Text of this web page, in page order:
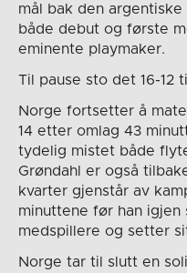
mål bak den
både debut og første
eminente playmaker.
Til pause sto det 16-12
Norge fortsetter å
14 etter omlag 43
tydelig mistet både
Grøndahl er også
kvarter gjenstår av
minuttene før han igjen
medspillere og setter
Norge tar til slutt en